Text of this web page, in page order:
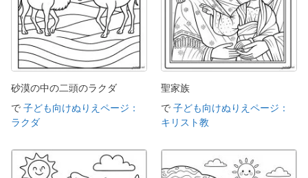
砂漠の中の二頭のラクダ
で 子ども向けぬりえページ：
ラクダ
聖家族
で 子ども向けぬりえページ：
キリスト教